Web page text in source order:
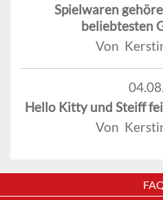
Spielwaren
beliebtesten
Von
Hello Kitty und Steiff
Von